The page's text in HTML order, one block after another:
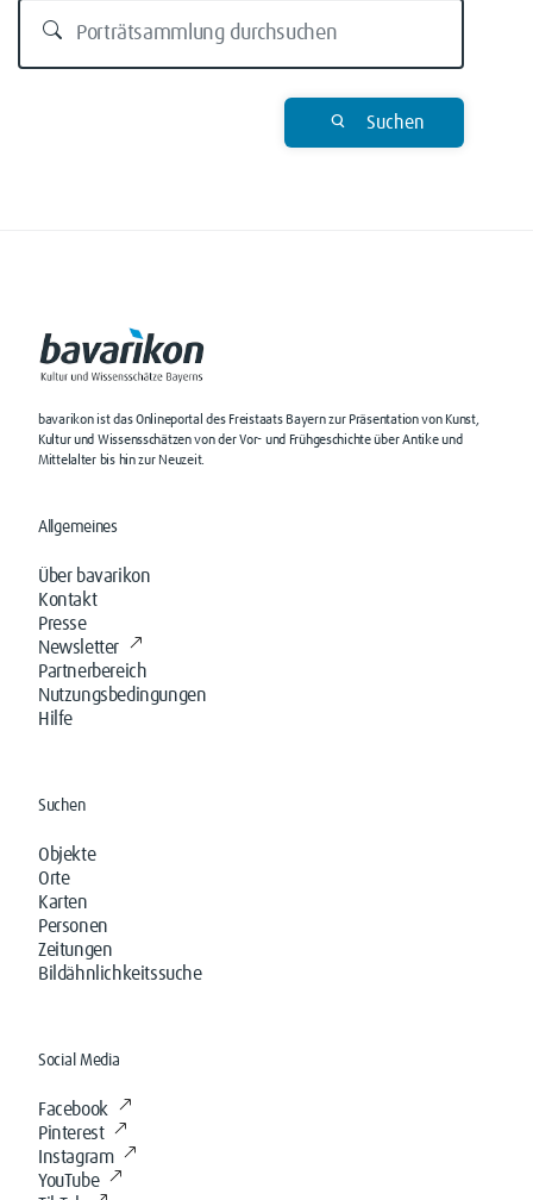
Suchen
bavarikon ist das Onlineportal des Freistaats Bayern zur Präsentation von Kunst,
Kultur und Wissensschätzen von der Vor- und Frühgeschichte über Antike und
Mittelalter bis hin zur Neuzeit.
Allgemeines
Über bavarikon
Kontakt
Presse
Newsletter
Partnerbereich
Nutzungsbedingungen
Hilfe
Suchen
Objekte
Orte
Karten
Personen
Zeitungen
Bildähnlichkeitssuche
Social Media
Facebook
Pinterest
Instagram
YouTube